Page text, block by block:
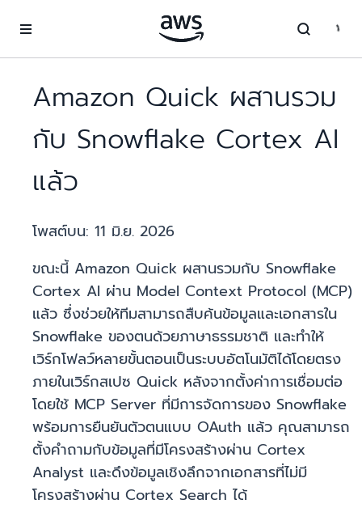
Amazon Quick ผสานรวม
กับ Snowflake Cortex AI
แล้ว
โพสต์บน: 11 มิ.ย. 2026
ขณะนี้ Amazon Quick ผสานรวมกับ Snowflake
Cortex AI ผ่าน Model Context Protocol (MCP)
แล้ว ซึ่งช่วยให้ทีมสามารถสืบค้นข้อมูลและเอกสารใน
Snowflake ของตนด้วยภาษาธรรมชาติ และทำให้
เวิร์กโฟลว์หลายขั้นตอนเป็นระบบอัตโนมัติได้โดยตรง
ภายในเวิร์กสเปซ Quick หลังจากตั้งค่าการเชื่อมต่อ
โดยใช้ MCP Server ที่มีการจัดการของ Snowflake
พร้อมการยืนยันตัวตนแบบ OAuth แล้ว คุณสามารถ
ตั้งคำถามกับข้อมูลที่มีโครงสร้างผ่าน Cortex
Analyst และดึงข้อมูลเชิงลึกจากเอกสารที่ไม่มี
โครงสร้างผ่าน Cortex Search ได้